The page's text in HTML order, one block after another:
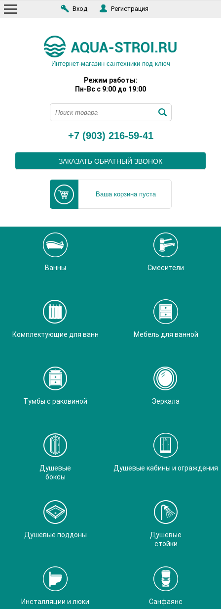
Вход Регистрация
Интернет-магазин сантехники под ключ
Режим работы:
Пн-Вс с 9:00 до 19:00
+7 (903) 216-59-41
ЗАКАЗАТЬ ОБРАТНЫЙ ЗВОНОК
Ваша корзина пуста
Ванны Смесители
Комплектующие для ванн Мебель для ванной
Тумбы с раковиной Зеркала
Душевые
боксы
Душевые кабины и ограждения
Душевые поддоны
Душевые
стойки
Инсталляции и люки Санфаянс